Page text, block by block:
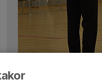
Kommentarer